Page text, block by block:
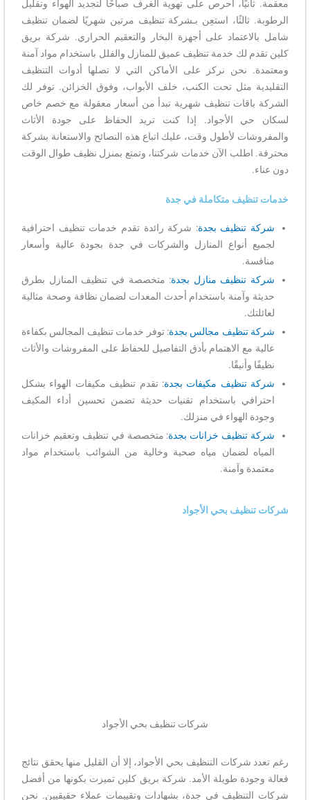
معقمة. ثانيًا، احرص على تهوية الغرف صباحًا لتجديد الهواء وتقليل
الرطوبة. ثالثًا، استعِن بـشركة تنظيف مرتين شهريًا لضمان تنظيف
شامل بالاعتماد على أجهزة البخار والتعقيم الحراري. شركة بريق
كلين تقدم لك خدمة تنظيف عميق للمنازل والفلل باستخدام مواد آمنة
ومعتمدة. نحن نركز على الأماكن التي لا تصلها أدوات التنظيف
التقليدية مثل تحت الكنب، خلف الأبواب، وفوق الخزائن. توفر لك
الشركة باقات تنظيف شهرية تبدأ من أسعار معقولة مع خصم خاص
لسكان حي الأجواد. إذا كنت تريد الحفاظ على جودة الأثاث
والمفروشات لأطول وقت، عليك اتباع هذه النصائح والاستعانة بشركة
محترفة. اطلب الآن خدمات شركتنا، وتمتع بمنزل نظيف طوال الوقت
دون عناء.
خدمات تنظيف متكاملة في جدة
شركة تنظيف بجدة: شركة رائدة تقدم خدمات تنظيف احترافية
لجميع أنواع المنازل والشركات في جدة بجودة عالية وأسعار
منافسة.
شركة تنظيف منازل بجدة: متخصصة في تنظيف المنازل بطرق
حديثة وآمنة باستخدام أحدث المعدات لضمان نظافة وصحة مثالية
لعائلتك.
شركة تنظيف مجالس بجدة: توفر خدمات تنظيف المجالس بكفاءة
عالية مع الاهتمام بأدق التفاصيل للحفاظ على المفروشات والأثاث
نظيفًا وأنيقًا.
شركة تنظيف مكيفات بجدة: تقدم تنظيف مكيفات الهواء بشكل
احترافي باستخدام تقنيات حديثة تضمن تحسين أداء المكيف
وجودة الهواء في منزلك.
شركة تنظيف خزانات بجدة: متخصصة في تنظيف وتعقيم خزانات
المياه لضمان مياه صحية وخالية من الشوائب باستخدام مواد
معتمدة وآمنة.
شركات تنظيف بحي الأجواد
شركات تنظيف بحي الأجواد
رغم تعدد شركات التنظيف بحي الأجواد، إلا أن القليل منها يحقق نتائج
فعالة وجودة طويلة الأمد. شركة بريق كلين تميزت بكونها من أفضل
شركات التنظيف في جدة، بشهادات وتقييمات عملاء حقيقيين. نحن